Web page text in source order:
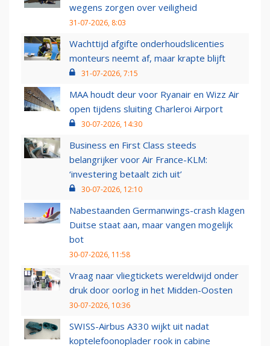
wegens zorgen over veiligheid
31-07-2026, 8:03
Wachttijd afgifte onderhoudslicenties
monteurs neemt af, maar krapte blijft
31-07-2026, 7:15
MAA houdt deur voor Ryanair en Wizz Air
open tijdens sluiting Charleroi Airport
30-07-2026, 14:30
Business en First Class steeds
belangrijker voor Air France-KLM:
‘investering betaalt zich uit’
30-07-2026, 12:10
Nabestaanden Germanwings-crash klagen
Duitse staat aan, maar vangen mogelijk
bot
30-07-2026, 11:58
Vraag naar vliegtickets wereldwijd onder
druk door oorlog in het Midden-Oosten
30-07-2026, 10:36
SWISS-Airbus A330 wijkt uit nadat
koptelefoonoplader rook in cabine